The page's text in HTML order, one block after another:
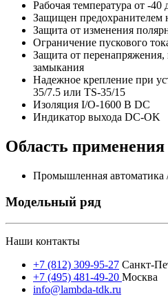
Рабочая температура от -40
Защищен предохранителем
Защита от изменения
Ограничение пускового
Защита от перенапряжения,
замыкания
Надежное крепление при
35/7.5 или TS-35/15
Изоляция I/O-1600 В DC
Индикатор выхода DC-OK
Область
Промышленная автоматика
Модельный ряд
Наши контакты
+7 (812) 309-95-27 Санкт-
+7 (495) 481-49-20 Москва
info@lambda-tdk.ru